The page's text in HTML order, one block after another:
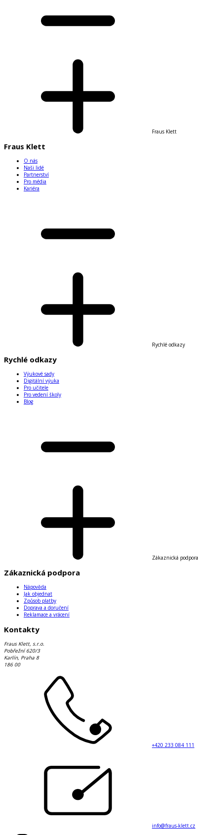
Fraus Klett
Fraus Klett
O nás
Naši lidé
Partnerství
Pro média
Kariéra
Rychlé odkazy
Rychlé odkazy
Výukové sady
Digitální výuka
Pro učitele
Pro vedení školy
Blog
Zákaznická podpora
Zákaznická podpora
Nápověda
Jak objednat
Způsob platby
Doprava a doručení
Reklamace a vrácení
Kontakty
Fraus Klett, s.r.o.
Pobřežní 620/3
Karlín, Praha 8
186 00
+420 233 084 111
info@fraus-klett.cz